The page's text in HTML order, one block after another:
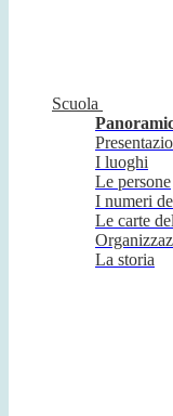
Scuola
I luoghi
Le persone
I numeri
Le carte
La storia